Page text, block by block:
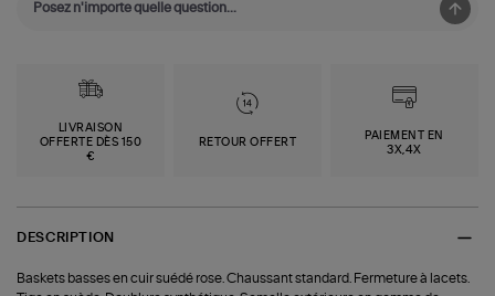
LIVRAISON
OFFERTE DÈS 150
€
RETOUR OFFERT
PAIEMENT EN
3X,4X
DESCRIPTION
Baskets basses en cuir suédé rose. Chaussant standard. Fermeture à lacets.